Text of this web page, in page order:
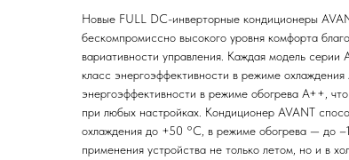
Новые FULL DC-инверторные кондиционеры
бескомпромиссно высокого уровня комфорта
вариативности управления. Каждая модель
класс энергоэффективности в режиме
энергоэффективности в режиме обогрева A++,
при любых настройках. Кондиционер AVANT
охлаждения до +50 °C, в режиме обогрева — до
применения устройства не только летом, но и в